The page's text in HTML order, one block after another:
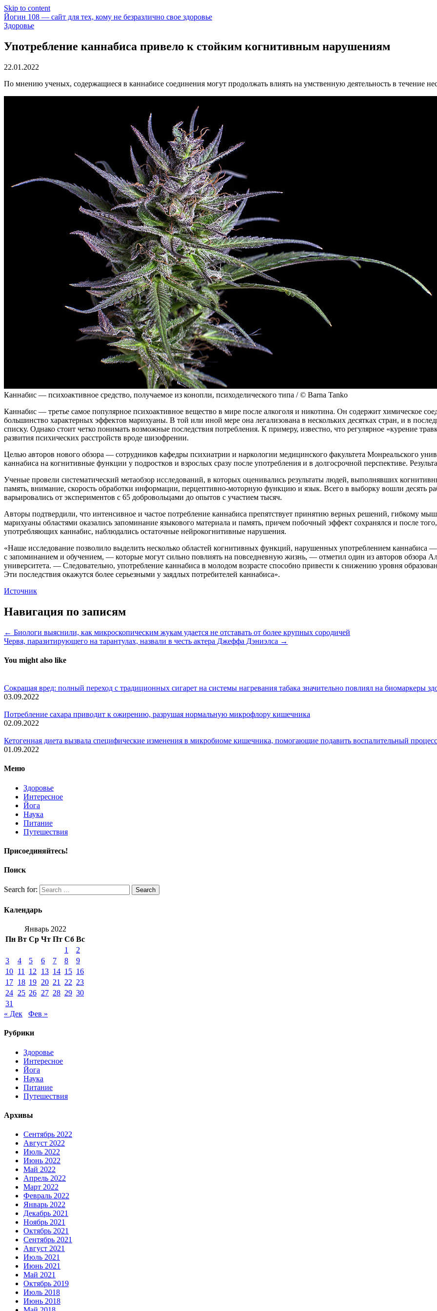
Skip to content
Йогин 108 — сайт для тех, кому не безразлично свое здоровье
Здоровье
Употребление каннабиса привело к стойким когнитивным нарушениям
22.01.2022
По мнению ученых, содержащиеся в каннабисе соединения могут продолжать влиять на умственную деятельность в течение
Каннабис — психоактивное средство, получаемое из конопли, психоделического типа / © Barna Tanko
Каннабис — третье самое популярное психоактивное вещество в мире после алкоголя и никотина. Он содержит химическое
большинство характерных эффектов марихуаны. В той или иной мере она легализована в нескольких десятках стран, и в
списку. Однако стоит четко понимать возможные последствия потребления. К примеру, известно, что регулярное «курение
развития психических расстройств вроде шизофрении.
Целью авторов нового обзора — сотрудников кафедры психиатрии и наркологии медицинского факультета Монреальского
каннабиса на когнитивные функции у подростков и взрослых сразу после употребления и в долгосрочной перспективе.
Ученые провели систематический метаобзор исследований, в которых оценивались результаты людей, выполнявших
память, внимание, скорость обработки информации, перцептивно-моторную функцию и язык. Всего в выборку вошли десять
варьировались от экспериментов с 65 добровольцами до опытов с участием тысяч.
Авторы подтвердили, что интенсивное и частое потребление каннабиса препятствует принятию верных решений, гибкому
марихуаны областями оказались запоминание языкового материала и память, причем побочный эффект сохранялся и после
употребляющих каннабис, наблюдались остаточные нейрокогнитивные нарушения.
«Наше исследование позволило выделить несколько областей когнитивных функций, нарушенных употреблением каннабиса
с запоминанием и обучением, — которые могут сильно повлиять на повседневную жизнь, — отметил один из авторов обзора
университета. — Следовательно, употребление каннабиса в молодом возрасте способно привести к снижению уровня
Эти последствия окажутся более серьезными у заядлых потребителей каннабиса».
Источник
Навигация по записям
← Биологи выяснили, как микроскопическим жукам удается не отставать от более крупных сородичей
Червя, паразитирующего на тарантулах, назвали в честь актера Джеффа Дэниэлса →
You might also like
Сокращая вред: полный переход с традиционных сигарет на системы нагревания табака значительно повлиял на биомаркеры
03.09.2022
Потребление сахара приводит к ожирению, разрушая нормальную микрофлору кишечника
02.09.2022
Кетогенная диета вызвала специфические изменения в микробиоме кишечника, помогающие подавить воспалительный процесс
01.09.2022
Меню
Здоровье
Интересное
Йога
Наука
Питание
Путешествия
Присоединяйтесь!
Поиск
Search for: Search
Календарь
Январь 2022
Пн Вт Ср Чт Пт Сб Вс
1
2
3
4 5 6 7 8
9
10 11 12 13 14 15 16
17 18 19 20 21 22 23
24 25 26 27 28 29 30
31
« Дек
Фев »
Рубрики
Здоровье
Интересное
Йога
Наука
Питание
Путешествия
Архивы
Сентябрь 2022
Август 2022
Июль 2022
Июнь 2022
Май 2022
Апрель 2022
Март 2022
Февраль 2022
Январь 2022
Декабрь 2021
Ноябрь 2021
Октябрь 2021
Сентябрь 2021
Август 2021
Июль 2021
Июнь 2021
Май 2021
Октябрь 2019
Июль 2018
Июнь 2018